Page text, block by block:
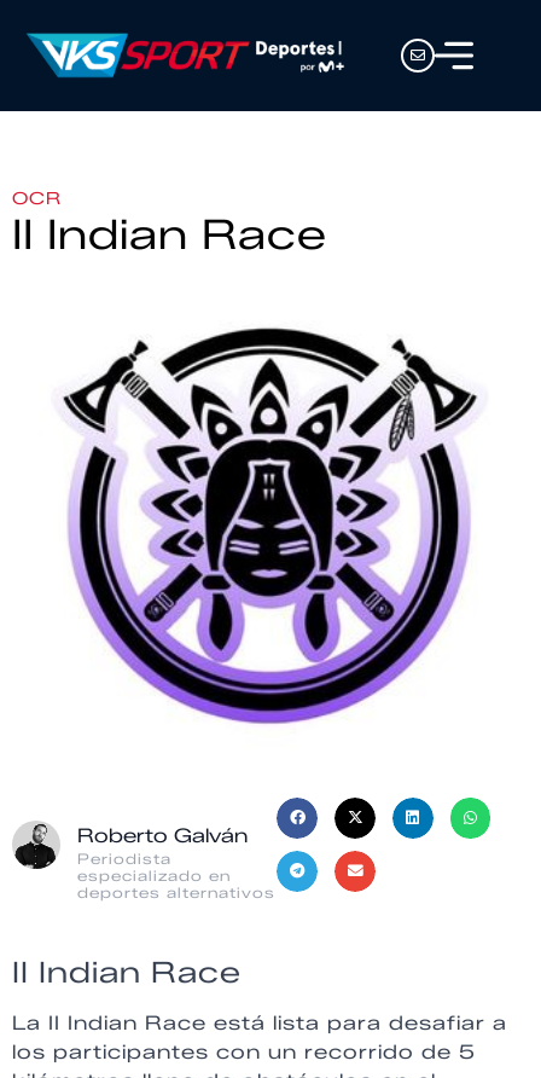
OCR
II Indian Race
Roberto Galván
Periodista
especializado en
deportes alternativos
II Indian Race
La II Indian Race está lista para desafiar a
los participantes con un recorrido de 5